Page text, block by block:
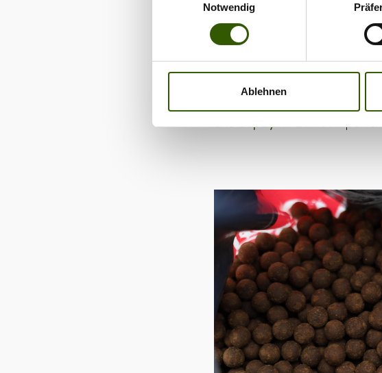
Notwendig
Ablehnen
Durch ein aufwendiges,
in seine einzelnen
verdaulich und attraktiver
undSupZym+ Zamba–